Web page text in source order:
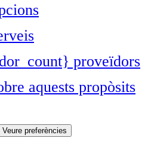
proveïdors
aquests propòsits
Veure preferències